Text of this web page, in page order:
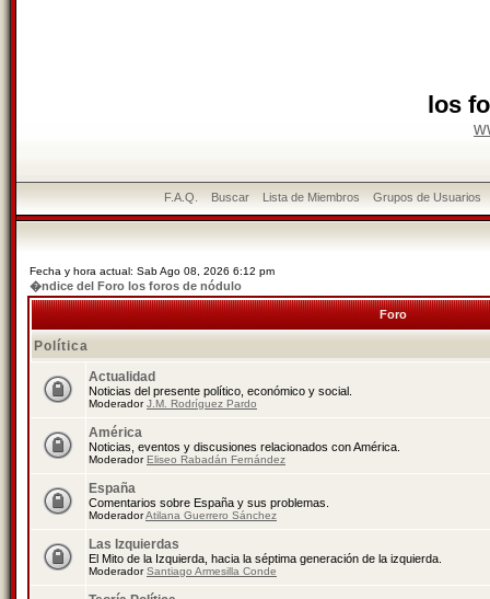
los
F.A.Q. Buscar Lista de Miembros Grupos de Usuarios
Fecha y hora actual: Sab Ago 08, 2026 6:12 pm
�ndice del Foro los foros de nódulo
Foro
Política
Actualidad
Noticias del presente político, económico y social.
ModeradorJ.M. Rodríguez Pardo
América
Noticias, eventos y discusiones relacionados con América.
ModeradorEliseo Rabadán Fernández
España
Comentarios sobre España y sus problemas.
ModeradorAtilana Guerrero Sánchez
Las Izquierdas
El Mito de la Izquierda, hacia la séptima generación de la izquierda.
ModeradorSantiago Armesilla Conde